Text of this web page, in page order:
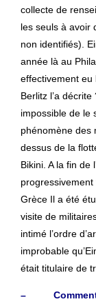
collecte de
les seuls à avoir
non identifiés).
année là au
effectivement eu
Berlitz l’a
impossible de le
phénomène des
dessus de la
Bikini. A la fin de
progressivement
Grèce Il a été
visite de
intimé l’ordre
improbable
était titulaire de
– Comment